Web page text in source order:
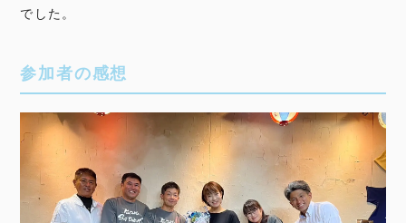
でした。
参加者の感想